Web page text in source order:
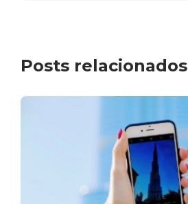
Posts relacionados